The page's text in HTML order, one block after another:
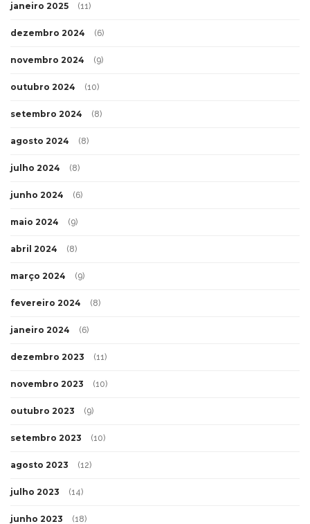
janeiro 2025 (11)
dezembro 2024 (6)
novembro 2024 (9)
outubro 2024 (10)
setembro 2024 (8)
agosto 2024 (8)
julho 2024 (8)
junho 2024 (6)
maio 2024 (9)
abril 2024 (8)
março 2024 (9)
fevereiro 2024 (8)
janeiro 2024 (6)
dezembro 2023 (11)
novembro 2023 (10)
outubro 2023 (9)
setembro 2023 (10)
agosto 2023 (12)
julho 2023 (14)
junho 2023 (18)